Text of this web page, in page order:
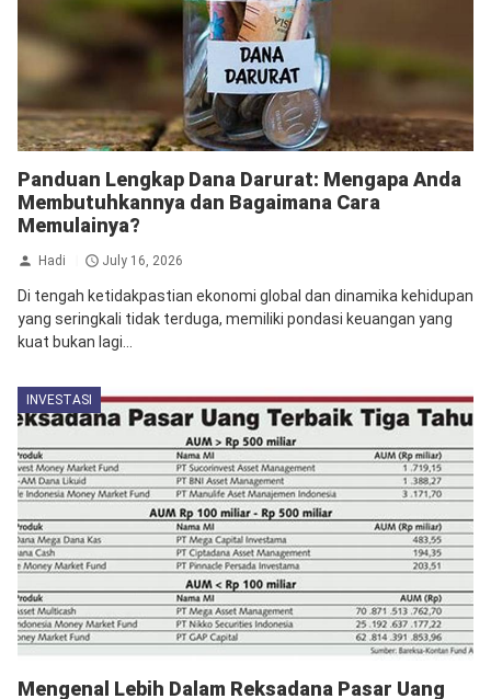
Panduan Lengkap Dana Darurat: Mengapa Anda
Membutuhkannya dan Bagaimana Cara
Memulainya?
Hadi July 16, 2026
Di tengah ketidakpastian ekonomi global dan dinamika kehidupan
yang seringkali tidak terduga, memiliki pondasi keuangan yang
kuat bukan lagi...
INVESTASI
Mengenal Lebih Dalam Reksadana Pasar Uang